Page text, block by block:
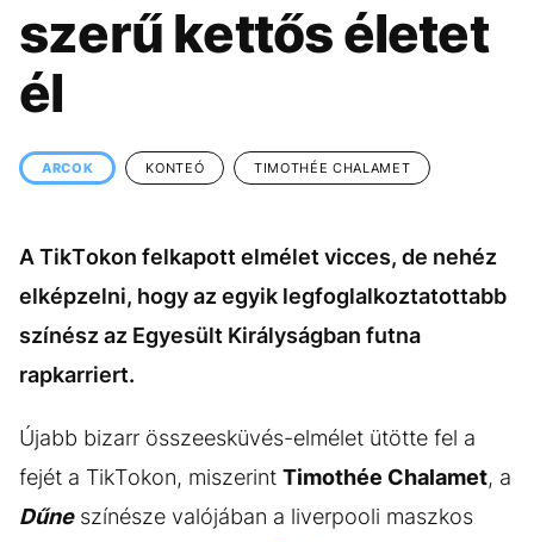
ÉLETMÓD DESIGN
BESZÉLGETÉSEK
VIDEÓ TÖRTÉNETEK
szerű kettős életet
él
ARCOK KONTEÓ TIMOTHÉE CHALAMET
A TikTokon felkapott elmélet vicces, de nehéz
elképzelni, hogy az egyik legfoglalkoztatottabb
színész az Egyesült Királyságban futna
rapkarriert.
Újabb bizarr összeesküvés-elmélet ütötte fel a
fejét a TikTokon, miszerint Timothée Chalamet, a
Dűneszínésze valójában a liverpooli maszkos